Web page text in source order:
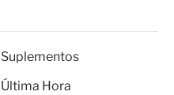
Suplementos
Última Hora